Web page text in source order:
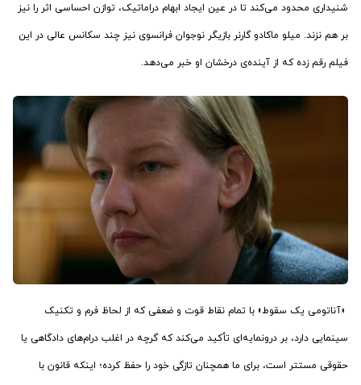
شنیداری محدود می‌کند تا در عین ایجاد ابهام دراماتیک، توازن احساسی اثر را نیز
بر هم نزند. میلو ماکادو گارنر بازیگر نوجوان فرانسوی نیز چند سکانس عالی در این
فیلم رقم زده که از آینده‌ی درخشان او خبر می‌دهد.
«آناتومی یک سقوط» با تمام نقاط قوت و ضعفی که از لحاظ فرم و تکنیک
سینمایی دارد، بر درونمایه‌ای تأکید می‌کند که گرچه در اغلب درام‌های دادگاهی یا
حقوقی مستتر است، برای ما همچنان تازگی خود را حفظ کرده؛ اینکه قانون با